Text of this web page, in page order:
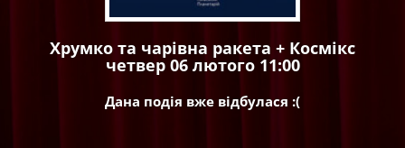
Хрумко та чарівна ракета + Космікс
четвер 06 лютого 11:00
Дана подія вже відбулася :(